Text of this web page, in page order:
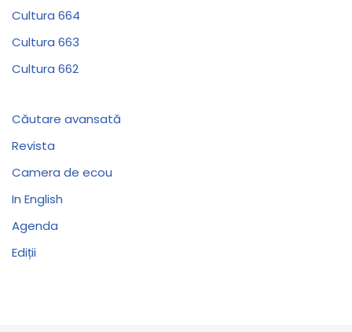
Cultura 664
Cultura 663
Cultura 662
Căutare avansată
Revista
Camera de ecou
In English
Agenda
Ediții